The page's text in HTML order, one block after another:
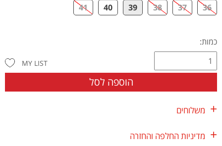
36
37
38
39
40
41
כמות:
הוספה לסל
MY LIST
משלוחים
מדיניות החלפה והחזרה